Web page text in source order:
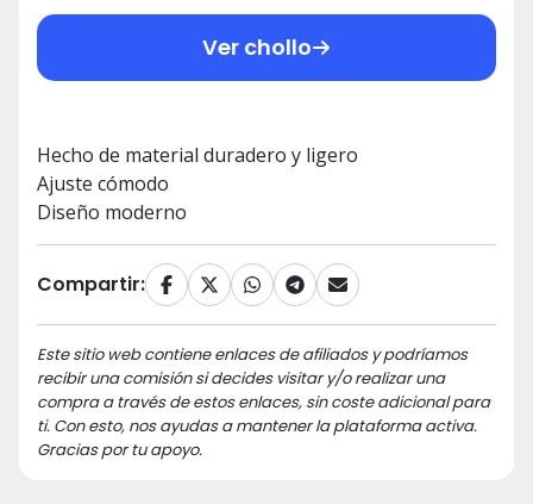
Ver chollo
Hecho de material duradero y ligero
Ajuste cómodo
Diseño moderno
Compartir:
Este sitio web contiene enlaces de afiliados y podríamos
recibir una comisión si decides visitar y/o realizar una
compra a través de estos enlaces, sin coste adicional para
ti. Con esto, nos ayudas a mantener la plataforma activa.
Gracias por tu apoyo.